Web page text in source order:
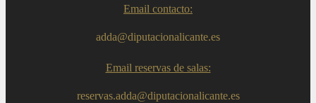
Email contacto:
adda@diputacionalicante.es
Email reservas de salas:
reservas.adda@diputacionalicante.es